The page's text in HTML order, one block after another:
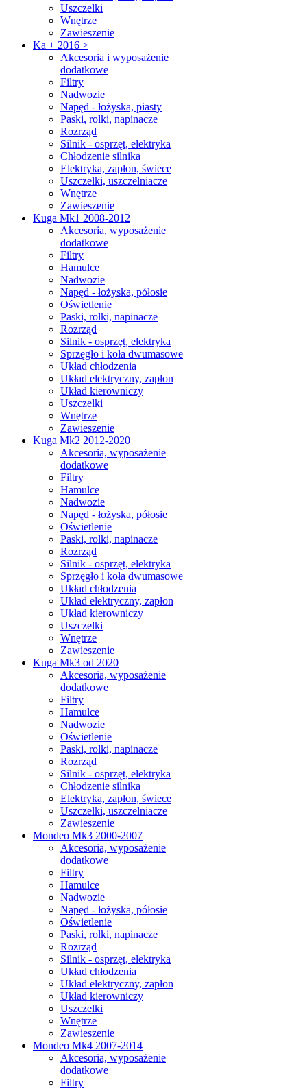
Uszczelki
Wnętrze
Zawieszenie
Ka + 2016 >
Akcesoria i wyposażenie
dodatkowe
Filtry
Nadwozie
Napęd - łożyska, piasty
Paski, rolki, napinacze
Rozrząd
Silnik - osprzęt, elektryka
Chłodzenie silnika
Elektryka, zapłon, świece
Uszczelki, uszczelniacze
Wnętrze
Zawieszenie
Kuga Mk1 2008-2012
Akcesoria, wyposażenie
dodatkowe
Filtry
Hamulce
Nadwozie
Napęd - łożyska, półosie
Oświetlenie
Paski, rolki, napinacze
Rozrząd
Silnik - osprzęt, elektryka
Sprzęgło i koła dwumasowe
Układ chłodzenia
Układ elektryczny, zapłon
Układ kierowniczy
Uszczelki
Wnętrze
Zawieszenie
Kuga Mk2 2012-2020
Akcesoria, wyposażenie
dodatkowe
Filtry
Hamulce
Nadwozie
Napęd - łożyska, półosie
Oświetlenie
Paski, rolki, napinacze
Rozrząd
Silnik - osprzęt, elektryka
Sprzęgło i koła dwumasowe
Układ chłodzenia
Układ elektryczny, zapłon
Układ kierowniczy
Uszczelki
Wnętrze
Zawieszenie
Kuga Mk3 od 2020
Akcesoria, wyposażenie
dodatkowe
Filtry
Hamulce
Nadwozie
Oświetlenie
Paski, rolki, napinacze
Rozrząd
Silnik - osprzęt, elektryka
Chłodzenie silnika
Elektryka, zapłon, świece
Uszczelki, uszczelniacze
Zawieszenie
Mondeo Mk3 2000-2007
Akcesoria, wyposażenie
dodatkowe
Filtry
Hamulce
Nadwozie
Napęd - łożyska, półosie
Oświetlenie
Paski, rolki, napinacze
Rozrząd
Silnik - osprzęt, elektryka
Układ chłodzenia
Układ elektryczny, zapłon
Układ kierowniczy
Uszczelki
Wnętrze
Zawieszenie
Mondeo Mk4 2007-2014
Akcesoria, wyposażenie
dodatkowe
Filtry